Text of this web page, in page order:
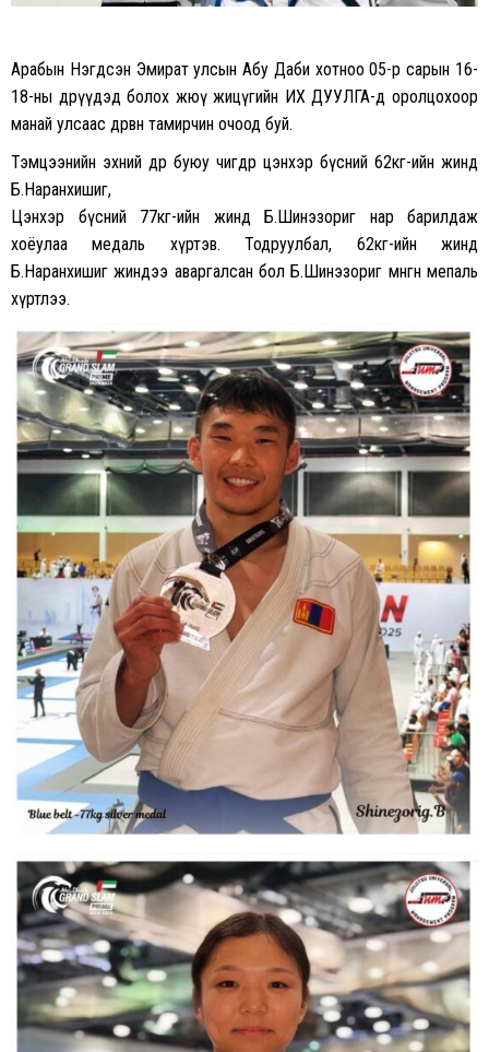
Арабын Нэгдсэн Эмират улсын Абу Даби хотноо 05-р сарын 16-
18-ны өдрүүдэд болох жюү жицүгийн ИХ ДУУЛГА-д оролцохоор
манай улсаас дөрвөн тамирчин очоод буй.
Тэмцээнийн эхний өдөр буюу өчигдөр цэнхэр бүсний 62кг-ийн жинд
Б.Наранхишиг,
Цэнхэр бүсний 77кг-ийн жинд Б.Шинэзориг нар барилдаж
хоёулаа медаль хүртэв. Тодруулбал, 62кг-ийн жинд
Б.Наранхишиг жиндээ аваргалсан бол Б.Шинэзориг мөнгөн мепаль
хүртлээ.